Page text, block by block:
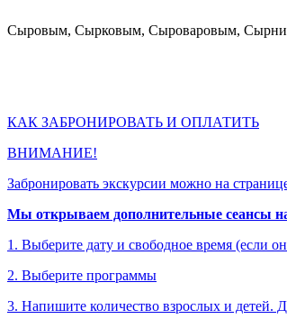
Сыровым, Сырковым, Сыроваровым,
КАК ЗАБРОНИРОВАТЬ И ОПЛАТИТЬ
ВНИМАНИЕ!
Забронировать экскурсии можно на
Мы открываем дополнительные сеансы
1. Выберите дату и свободное время (если
2. Выберите программы
3. Напишите количество взрослых и детей.